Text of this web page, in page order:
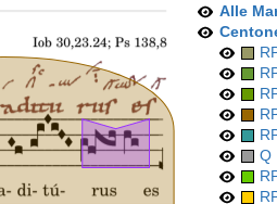
Alle
Q